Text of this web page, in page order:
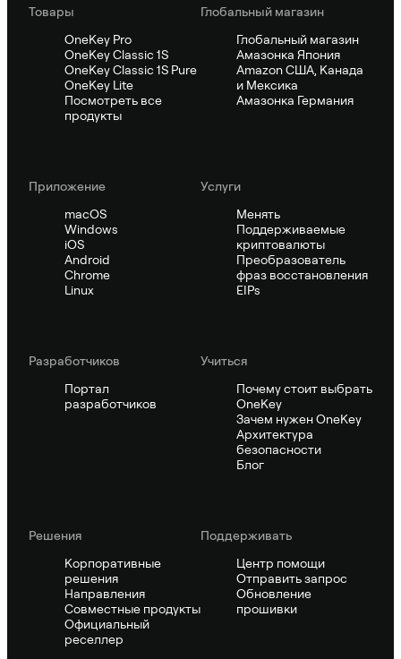
Товары
OneKey Pro
OneKey Classic 1S
OneKey Classic 1S Pure
OneKey Lite
Посмотреть все
продукты
Глобальный магазин
Глобальный магазин
Амазонка Япония
Amazon США, Канада
и Мексика
Амазонка Германия
Приложение
macOS
Windows
iOS
Android
Chrome
Linux
Услуги
Менять
Поддерживаемые
криптовалюты
Преобразователь
фраз восстановления
EIPs
Pазработчиков
Портал
разработчиков
Учиться
Почему стоит выбрать
OneKey
Зачем нужен OneKey
Архитектура
безопасности
Блог
Решения
Корпоративные
решения
Направления
Совместные продукты
Официальный
реселлер
Поддерживать
Центр помощи
Отправить запрос
Обновление
прошивки